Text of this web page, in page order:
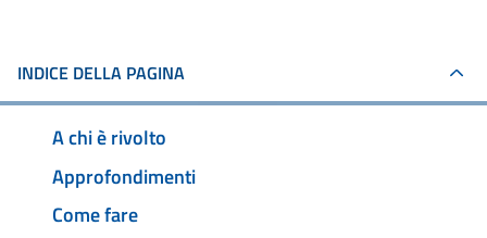
INDICE DELLA PAGINA
A chi è rivolto
Approfondimenti
Come fare